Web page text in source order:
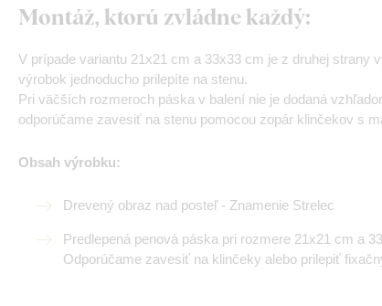
Montáž, ktorú zvládne každý:
V prípade variantu 21x21 cm a 33x33 cm je z druhej strany
výrobok jednoducho prilepíte na stenu.
Pri väčších rozmeroch páska v balení nie je dodaná
odporúčame zavesiť na stenu pomocou zopár klinčekov s
Obsah výrobku:
Drevený obraz nad posteľ - Znamenie Strelec
Predlepená penová páska pri rozmere 21x21 cm a
Odporúčame zavesiť na klinčeky alebo prilepiť